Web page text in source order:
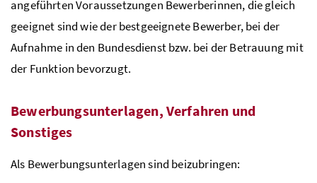
angeführten Voraussetzungen Bewerberinnen, die gleich
geeignet sind wie der bestgeeignete Bewerber, bei der
Aufnahme in den Bundesdienstbzw. bei der Betrauung mit
der Funktion bevorzugt.
Bewerbungsunterlagen, Verfahren und
Sonstiges
Als Bewerbungsunterlagen sind beizubringen: